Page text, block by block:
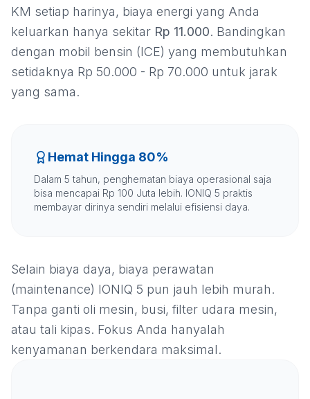
KM setiap harinya, biaya energi yang Anda
keluarkan hanya sekitar Rp 11.000. Bandingkan
dengan mobil bensin (ICE) yang membutuhkan
setidaknya Rp 50.000 - Rp 70.000 untuk jarak
yang sama.
Hemat Hingga 80%
Dalam 5 tahun, penghematan biaya operasional saja
bisa mencapai Rp 100 Juta lebih. IONIQ 5 praktis
membayar dirinya sendiri melalui efisiensi daya.
Selain biaya daya, biaya perawatan
(maintenance) IONIQ 5 pun jauh lebih murah.
Tanpa ganti oli mesin, busi, filter udara mesin,
atau tali kipas. Fokus Anda hanyalah
kenyamanan berkendara maksimal.